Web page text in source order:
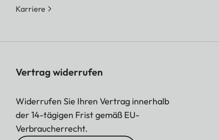
Karriere
Vertrag widerrufen
Widerrufen Sie Ihren Vertrag innerhalb
der 14-tägigen Frist gemäß EU-
Verbraucherrecht.